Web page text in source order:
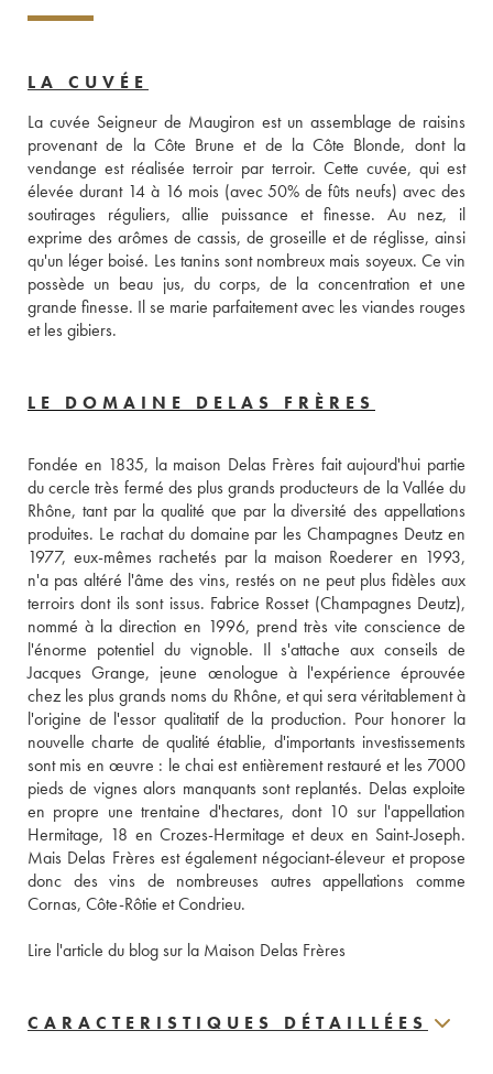
LA CUVÉE
La cuvée Seigneur de Maugiron est un assemblage de raisins
provenant de la Côte Brune et de la Côte Blonde, dont la
vendange est réalisée terroir par terroir. Cette cuvée, qui est
élevée durant 14 à 16 mois (avec 50% de fûts neufs) avec des
soutirages réguliers, allie puissance et finesse. Au nez, il
exprime des arômes de cassis, de groseille et de réglisse, ainsi
qu'un léger boisé. Les tanins sont nombreux mais soyeux. Ce vin
possède un beau jus, du corps, de la concentration et une
grande finesse. Il se marie parfaitement avec les viandes rouges
et les gibiers.
LE DOMAINE DELAS FRÈRES
Fondée en 1835, la maison Delas Frères fait aujourd'hui partie
du cercle très fermé des plus grands producteurs de la Vallée du
Rhône, tant par la qualité que par la diversité des appellations
produites. Le rachat du domaine par les Champagnes Deutz en
1977, eux-mêmes rachetés par la maison Roederer en 1993,
n'a pas altéré l'âme des vins, restés on ne peut plus fidèles aux
terroirs dont ils sont issus. Fabrice Rosset (Champagnes Deutz),
nommé à la direction en 1996, prend très vite conscience de
l'énorme potentiel du vignoble. Il s'attache aux conseils de
Jacques Grange, jeune œnologue à l'expérience éprouvée
chez les plus grands noms du Rhône, et qui sera véritablement à
l'origine de l'essor qualitatif de la production. Pour honorer la
nouvelle charte de qualité établie, d'importants investissements
sont mis en œuvre : le chai est entièrement restauré et les 7000
pieds de vignes alors manquants sont replantés. Delas exploite
en propre une trentaine d'hectares, dont 10 sur l'appellation
Hermitage, 18 en Crozes-Hermitage et deux en Saint-Joseph.
Mais Delas Frères est également négociant-éleveur et propose
donc des vins de nombreuses autres appellations comme
Cornas, Côte-Rôtie et Condrieu.
Lire l'article du blog sur la Maison Delas Frères
CARACTERISTIQUES DÉTAILLÉES